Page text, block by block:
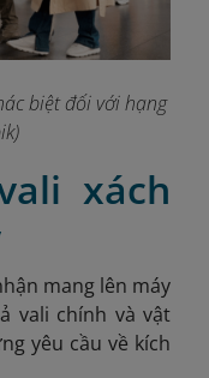
biệt đối với hạng
xách
mang lên máy
vali chính và vật
yêu cầu về kích